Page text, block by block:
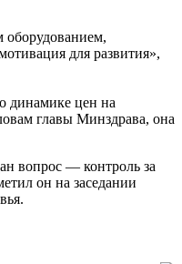
для развития»,
динамике цен на
главы Минздрава, она
вопрос — контроль за
он на заседании